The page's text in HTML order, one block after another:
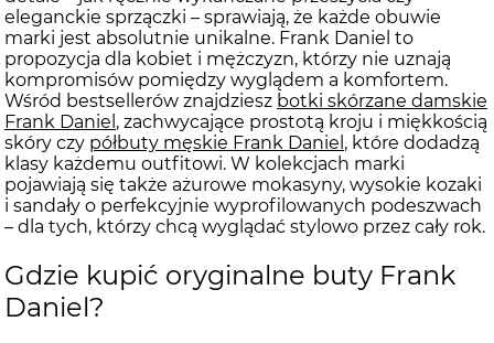
eleganckie sprzączki – sprawiają, że każde obuwie
marki jest absolutnie unikalne. Frank Daniel to
propozycja dla kobiet i mężczyzn, którzy nie uznają
kompromisów pomiędzy wyglądem a komfortem.
Wśród bestsellerów znajdziesz botki skórzane damskie
Frank Daniel , zachwycające prostotą kroju i miękkością
skóry czy półbuty męskie Frank Daniel , które dodadzą
klasy każdemu outfitowi. W kolekcjach marki
pojawiają się także ażurowe mokasyny, wysokie kozaki
i sandały o perfekcyjnie wyprofilowanych podeszwach
– dla tych, którzy chcą wyglądać stylowo przez cały rok.
Gdzie kupić oryginalne buty Frank
Daniel?